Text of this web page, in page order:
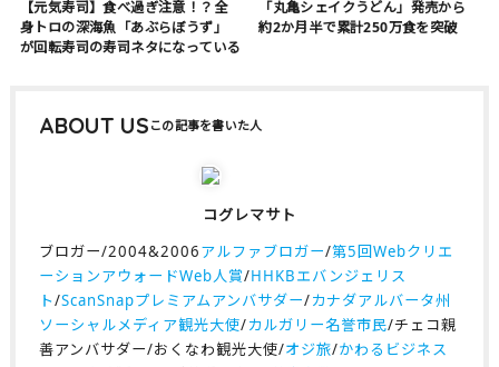
【元気寿司】食べ過ぎ注意！？全
身トロの深海魚「あぶらぼうず」
が回転寿司の寿司ネタになっている
「丸亀シェイクうどん」発売から
約2か月半で累計250万食を突破
ABOUT US
コグレマサト
ブロガー/2004&2006アルファブロガー/第5回Webクリエ
ーションアウォードWeb人賞/HHKBエバンジェリス
ト/ScanSnapプレミアムアンバサダー/カナダアルバータ州
ソーシャルメディア観光大使/カルガリー名誉市民/チェコ親
善アンバサダー/おくなわ観光大使/オジ旅/かわるビジネス